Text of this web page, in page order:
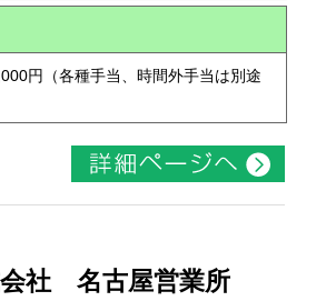
円（各種手当、時間外手当は別途
会社 名古屋営業所